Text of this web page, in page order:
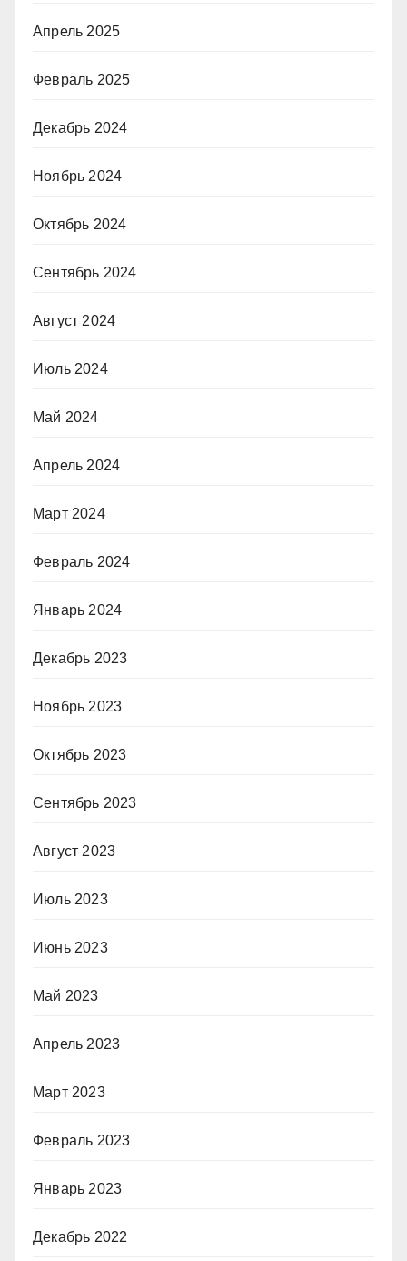
Апрель 2025
Февраль 2025
Декабрь 2024
Ноябрь 2024
Октябрь 2024
Сентябрь 2024
Август 2024
Июль 2024
Май 2024
Апрель 2024
Март 2024
Февраль 2024
Январь 2024
Декабрь 2023
Ноябрь 2023
Октябрь 2023
Сентябрь 2023
Август 2023
Июль 2023
Июнь 2023
Май 2023
Апрель 2023
Март 2023
Февраль 2023
Январь 2023
Декабрь 2022